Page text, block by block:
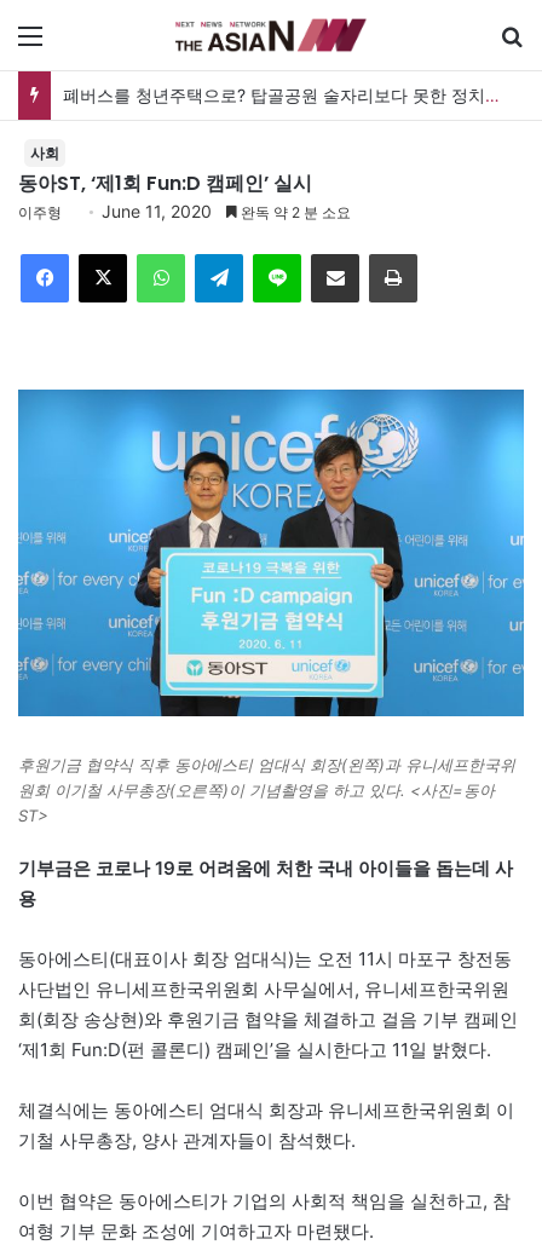
폐버스를 청년주택으로? 탑골공원 술자리보다 못한 정치의 상상력
사회
동아ST, ‘제1회 Fun:D 캠페인’ 실시
이주형 June 11, 2020 완독 약 2 분 소요
Telegram 이메일
후원기금 협약식 직후 동아에스티 엄대식 회장(왼쪽)과 유니세프한국위
원회 이기철 사무총장(오른쪽)이 기념촬영을 하고 있다. <사진=동아
ST>
기부금은 코로나 19로 어려움에 처한 국내 아이들을 돕는데 사
용
동아에스티(대표이사 회장 엄대식)는 오전 11시 마포구 창전동
사단법인 유니세프한국위원회 사무실에서, 유니세프한국위원
회(회장 송상현)와 후원기금 협약을 체결하고 걸음 기부 캠페인
‘제1회 Fun:D(펀 콜론디) 캠페인’을 실시한다고 11일 밝혔다.
체결식에는 동아에스티 엄대식 회장과 유니세프한국위원회 이
기철 사무총장, 양사 관계자들이 참석했다.
이번 협약은 동아에스티가 기업의 사회적 책임을 실천하고, 참
여형 기부 문화 조성에 기여하고자 마련됐다.